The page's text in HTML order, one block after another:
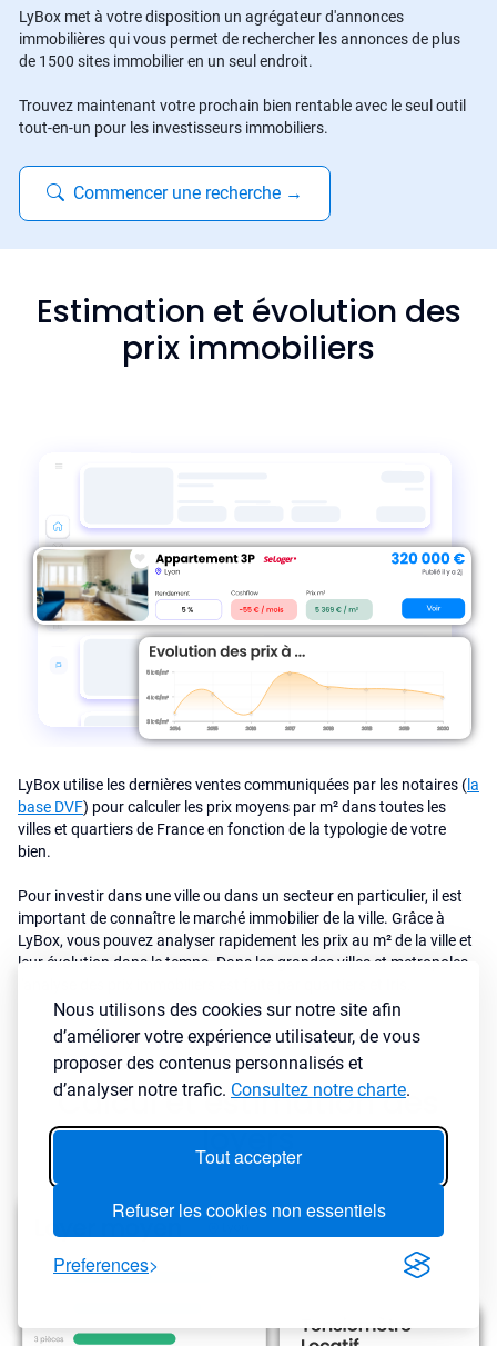
Nous utilisons des cookies sur notre site afin
d’améliorer votre expérience utilisateur, de vous
proposer des contenus personnalisés et
d’analyser notre trafic. Consultez notre charte.
Tout accepter
Refuser les cookies non essentiels
Preferences
LyBox met à votre disposition un agrégateur d'annonces
immobilières qui vous permet de rechercher les annonces de plus
de 1500 sites immobilier en un seul endroit.
Trouvez maintenant votre prochain bien rentable avec le seul outil
tout-en-un pour les investisseurs immobiliers.
Commencer une recherche →
Estimation et évolution des
prix immobiliers
LyBox utilise les dernières ventes communiquées par les notaires (la
base DVF) pour calculer les prix moyens par m² dans toutes les
villes et quartiers de France en fonction de la typologie de votre
bien.
Pour investir dans une ville ou dans un secteur en particulier, il est
important de connaître le marché immobilier de la ville. Grâce à
LyBox, vous pouvez analyser rapidement les prix au m² de la ville et
leur évolution dans le temps. Dans les grandes villes et metropoles,
Calcul et estimation des
loyers